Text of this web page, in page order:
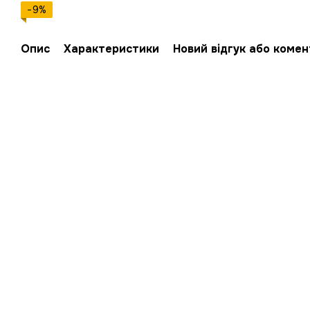
−9%
Опис Характеристики Новий відгук або